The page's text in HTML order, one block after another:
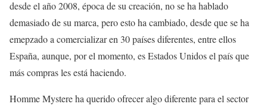
desde el año 2008, época de su creación, no se ha hablado
demasiado de su marca, pero esto ha cambiado, desde que se ha
emepzado a comercializar en 30 países diferentes, entre ellos
España, aunque, por el momento, es Estados Unidos el país que
más compras les está haciendo.
Homme Mystere ha querido ofrecer algo diferente para el sector